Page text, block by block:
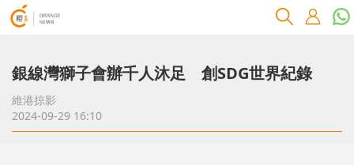
銀線灣獅子會辦千人沐足 創SDG世界紀錄
維港掠影
2024-09-29 16:10